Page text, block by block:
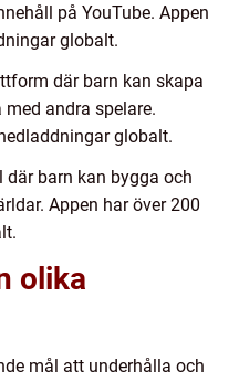
på YouTube. Appen
globalt.
där barn kan skapa
andra spelare.
globalt.
barn kan bygga och
Appen har över 200
olika
mål att underhålla och